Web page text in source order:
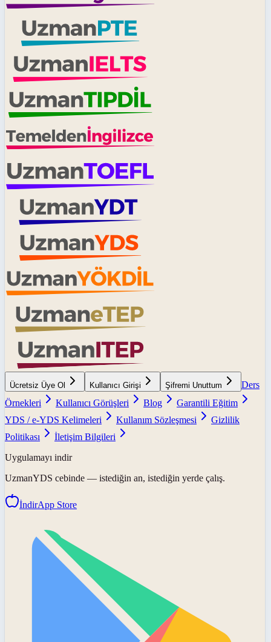
Ücretsiz Üye Ol Kullanıcı Girişi Şifremi Unuttum
Ders
Örnekleri
Kullanıcı Görüşleri Blog
Garantili Eğitim
YDS / e-YDS Kelimeleri
Kullanım Sözleşmesi
Gizlilik
Politikası
İletişim Bilgileri
Uygulamayı indir
UzmanYDS cebinde — istediğin an, istediğin yerde çalış.
İndirApp Store